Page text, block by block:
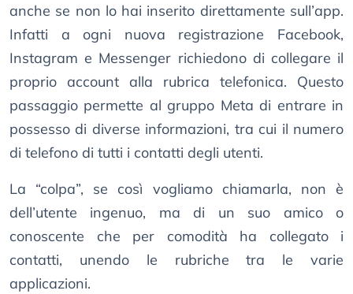
anche se non lo hai inserito direttamente sull’app.
Infatti a ogni nuova registrazione Facebook,
Instagram e Messenger richiedono di collegare il
proprio account alla rubrica telefonica. Questo
passaggio permette al gruppo Meta di entrare in
possesso di diverse informazioni, tra cui il numero
di telefono di tutti i contatti degli utenti.
La “colpa”, se così vogliamo chiamarla, non è
dell’utente ingenuo, ma di un suo amico o
conoscente che per comodità ha collegato i
contatti, unendo le rubriche tra le varie
applicazioni.